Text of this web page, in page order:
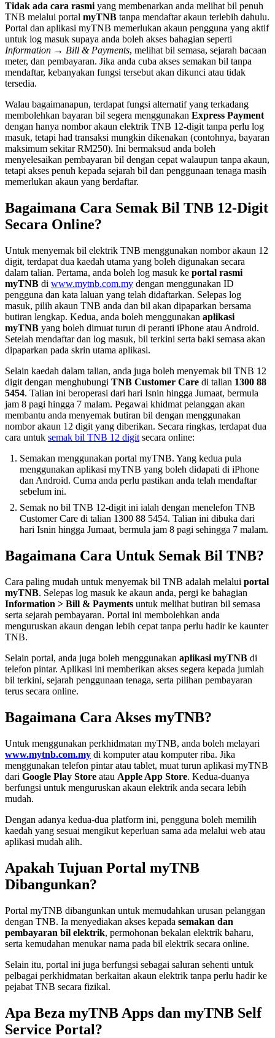
Tidak ada cara rasmi yang membenarkan anda melihat bil penuh
TNB melalui portal myTNB tanpa mendaftar akaun terlebih dahulu.
Portal dan aplikasi myTNB memerlukan akaun pengguna yang aktif
untuk log masuk supaya anda boleh akses bahagian seperti
Information → Bill & Payments, melihat bil semasa, sejarah bacaan
meter, dan pembayaran. Jika anda cuba akses semakan bil tanpa
mendaftar, kebanyakan fungsi tersebut akan dikunci atau tidak
tersedia.
Walau bagaimanapun, terdapat fungsi alternatif yang terkadang
membolehkan bayaran bil segera menggunakan Express Payment
dengan hanya nombor akaun elektrik TNB 12-digit tanpa perlu log
masuk, tetapi had transaksi mungkin dikenakan (contohnya, bayaran
maksimum sekitar RM250). Ini bermaksud anda boleh
menyelesaikan pembayaran bil dengan cepat walaupun tanpa akaun,
tetapi akses penuh kepada sejarah bil dan penggunaan tenaga masih
memerlukan akaun yang berdaftar.
Bagaimana Cara Semak Bil TNB 12-Digit
Secara Online?
Untuk menyemak bil elektrik TNB menggunakan nombor akaun 12
digit, terdapat dua kaedah utama yang boleh digunakan secara
dalam talian. Pertama, anda boleh log masuk ke portal rasmi
myTNB di www.mytnb.com.my dengan menggunakan ID
pengguna dan kata laluan yang telah didaftarkan. Selepas log
masuk, pilih akaun TNB anda dan bil akan dipaparkan bersama
butiran lengkap. Kedua, anda boleh menggunakan aplikasi
myTNB yang boleh dimuat turun di peranti iPhone atau Android.
Setelah mendaftar dan log masuk, bil terkini serta baki semasa akan
dipaparkan pada skrin utama aplikasi.
Selain kaedah dalam talian, anda juga boleh menyemak bil TNB 12
digit dengan menghubungi TNB Customer Care di talian 1300 88
5454. Talian ini beroperasi dari hari Isnin hingga Jumaat, bermula
jam 8 pagi hingga 7 malam. Pegawai khidmat pelanggan akan
membantu anda menyemak butiran bil dengan menggunakan
nombor akaun 12 digit yang diberikan. Secara ringkas, terdapat dua
cara untuk semak bil TNB 12 digit secara online:
Semakan menggunakan portal myTNB. Yang kedua pula
menggunakan aplikasi myTNB yang boleh didapati di iPhone
dan Android. Cuma anda perlu pastikan anda telah mendaftar
sebelum ini.
Semak no bil TNB 12-digit ini ialah dengan menelefon TNB
Customer Care di talian 1300 88 5454. Talian ini dibuka dari
hari Isnin hingga Jumaat, bermula jam 8 pagi sehingga 7 malam.
Bagaimana Cara Untuk Semak Bil TNB?
Cara paling mudah untuk menyemak bil TNB adalah melalui portal
myTNB. Selepas log masuk ke akaun anda, pergi ke bahagian
Information > Bill & Payments untuk melihat butiran bil semasa
serta sejarah pembayaran. Portal ini membolehkan anda
menguruskan akaun dengan lebih cepat tanpa perlu hadir ke kaunter
TNB.
Selain portal, anda juga boleh menggunakan aplikasi myTNB di
telefon pintar. Aplikasi ini memberikan akses segera kepada jumlah
bil terkini, sejarah penggunaan tenaga, serta pilihan pembayaran
terus secara online.
Bagaimana Cara Akses myTNB?
Untuk menggunakan perkhidmatan myTNB, anda boleh melayari
www.mytnb.com.my di komputer atau komputer riba. Jika
menggunakan telefon pintar atau tablet, muat turun aplikasi myTNB
dari Google Play Store atau Apple App Store. Kedua-duanya
berfungsi untuk menguruskan akaun elektrik anda secara lebih
mudah.
Dengan adanya kedua-dua platform ini, pengguna boleh memilih
kaedah yang sesuai mengikut keperluan sama ada melalui web atau
aplikasi mudah alih.
Apakah Tujuan Portal myTNB
Dibangunkan?
Portal myTNB dibangunkan untuk memudahkan urusan pelanggan
dengan TNB. Ia menyediakan akses kepada semakan dan
pembayaran bil elektrik, permohonan bekalan elektrik baharu,
serta kemudahan menukar nama pada bil elektrik secara online.
Selain itu, portal ini juga berfungsi sebagai saluran sehenti untuk
pelbagai perkhidmatan berkaitan akaun elektrik tanpa perlu hadir ke
pejabat TNB secara fizikal.
Apa Beza myTNB Apps dan myTNB Self
Service Portal?